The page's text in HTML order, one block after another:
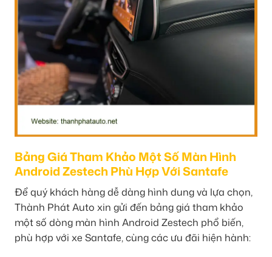
Bảng Giá Tham Khảo Một Số Màn Hình
Android Zestech Phù Hợp Với Santafe
Để quý khách hàng dễ dàng hình dung và lựa chọn,
Thành Phát Auto xin gửi đến bảng giá tham khảo
một số dòng màn hình Android Zestech phổ biến,
phù hợp với xe Santafe, cùng các ưu đãi hiện hành: